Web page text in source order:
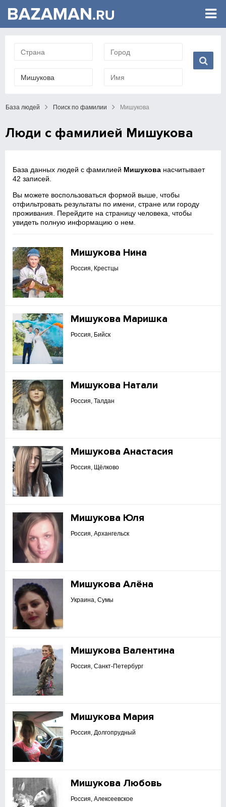
База людей Поиск по фамилии Мишукова
Люди с фамилией Мишукова
База данных людей с фамилией Мишукова насчитывает
42 записей.
Вы можете воспользоваться формой выше, чтобы
отфильтровать результаты по имени, стране или городу
проживания. Перейдите на страницу человека, чтобы
увидеть полную информацию о нем.
Мишукова Нина
Россия, Крестцы
Мишукова Маришка
Россия, Бийск
Мишукова Натали
Россия, Талдан
Мишукова Анастасия
Россия, Щёлково
Мишукова Юля
Россия, Архангельск
Мишукова Алёна
Украина, Сумы
Мишукова Валентина
Россия, Санкт-Петербург
Мишукова Мария
Россия, Долгопрудный
Мишукова Любовь
Россия, Алексеевское